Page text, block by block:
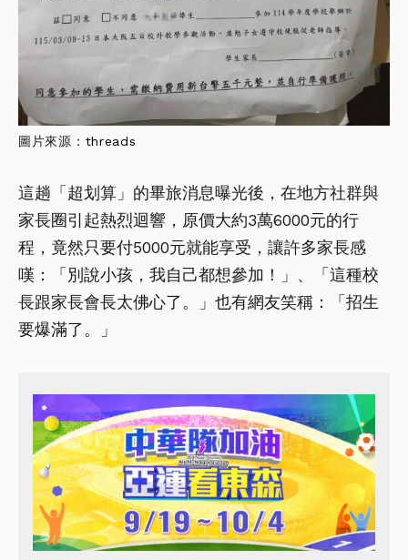
圖片來源： threads
這趟「超划算」的畢旅消息曝光後，在地方社群與
家長圈引起熱烈迴響，原價大約3萬6000元的行
程，竟然只要付5000元就能享受，讓許多家長感
嘆：「別說小孩，我自己都想參加！」、「這種校
長跟家長會長太佛心了。」也有網友笑稱：「招生
要爆滿了。」